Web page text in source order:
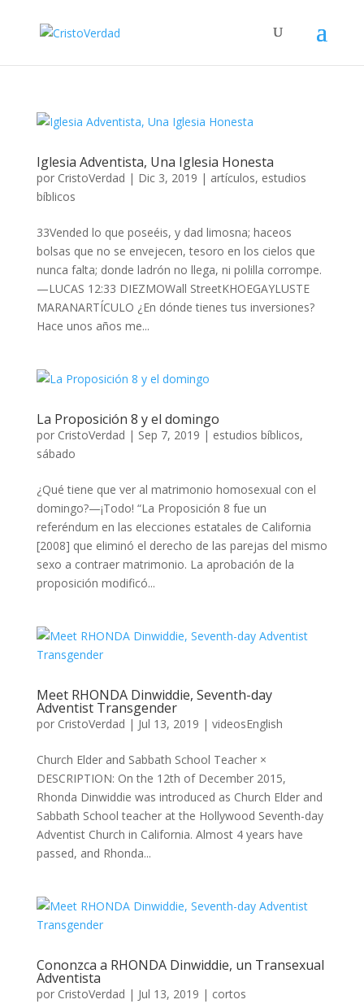
Iglesia Adventista, Una Iglesia Honesta
por CristoVerdad | Dic 3, 2019 | artículos, estudios
bíblicos
33Vended lo que poseéis, y dad limosna; haceos
bolsas que no se envejecen, tesoro en los cielos que
nunca falta; donde ladrón no llega, ni polilla corrompe.
—LUCAS 12:33 DIEZMOWall StreetKHOEGAYLUSTE
MARANARTÍCULO ¿En dónde tienes tus inversiones?
Hace unos años me...
La Proposición 8 y el domingo
por CristoVerdad | Sep 7, 2019 | estudios bíblicos,
sábado
¿Qué tiene que ver al matrimonio homosexual con el
domingo?—¡Todo! “La Proposición 8 fue un
referéndum en las elecciones estatales de California
[2008] que eliminó el derecho de las parejas del mismo
sexo a contraer matrimonio. La aprobación de la
proposición modificó...
Meet RHONDA Dinwiddie, Seventh-day
Adventist Transgender
por CristoVerdad | Jul 13, 2019 | videosEnglish
Church Elder and Sabbath School Teacher ×
DESCRIPTION: On the 12th of December 2015,
Rhonda Dinwiddie was introduced as Church Elder and
Sabbath School teacher at the Hollywood Seventh-day
Adventist Church in California. Almost 4 years have
passed, and Rhonda...
Cononzca a RHONDA Dinwiddie, un Transexual
Adventista
por CristoVerdad | Jul 13, 2019 | cortos